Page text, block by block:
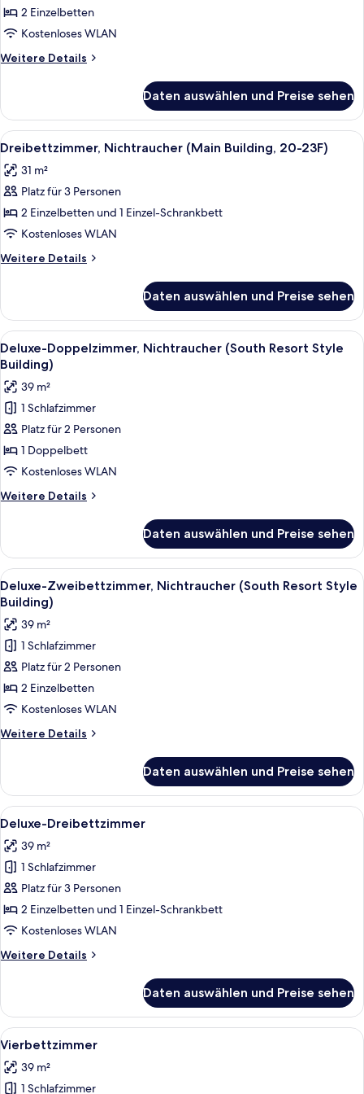
(Main
Building,
23F)
2 Einzelbetten
Kostenloses WLAN
Weitere Details
Weitere
Nichtraucher
(Main
Building,
23F)
Daten auswählen und Preise sehen
Alle
Fotos
für
Dreibettzimmer,
Nichtraucher
(Main
Building,
20-
anzeigen
Ein Hotelzimmer mit zwei Betten,
6
Dreibettzimmer, Nichtraucher (Main Building, 20-23F)
31 m²
Platz für 3 Personen
2 Einzelbetten und 1 Einzel-Schrankbett
Kostenloses WLAN
Weitere Details
Weitere
Nichtraucher
(Main
Building,
20-
Daten auswählen und Preise sehen
Alle
Fotos
für
Deluxe-
Doppelzimmer,
Nichtraucher
(South
Resort
Style
Building)
Ein Hotelzimmer mit Bett,
5
Deluxe-Doppelzimmer, Nichtraucher (South Resort Style
Building)
39 m²
1 Schlafzimmer
Platz für 2 Personen
1 Doppelbett
Kostenloses WLAN
Weitere Details
Weitere
Doppelzimmer,
Nichtraucher
(South
Resort
Building)
Daten auswählen und Preise sehen
Alle
Fotos
für
Deluxe-
Zweibettzimmer,
Nichtraucher
(South
Resort
Style
Building)
Ein Hotelzimmer mit zwei Betten,
4
Deluxe-Zweibettzimmer, Nichtraucher (South Resort Style
Building)
39 m²
1 Schlafzimmer
Platz für 2 Personen
2 Einzelbetten
Kostenloses WLAN
Weitere Details
Weitere
Zweibettzimmer,
Nichtraucher
(South
Style
Building)
Daten auswählen und Preise sehen
Alle
Fotos
für
Deluxe-
Dreibettzimmer
anzeigen
Ein Hotelzimmer mit zwei Betten,
4
Deluxe-Dreibettzimmer
39 m²
1 Schlafzimmer
Platz für 3 Personen
2 Einzelbetten und 1 Einzel-Schrankbett
Kostenloses WLAN
Weitere Details
Weitere
Dreibettzimmer
Daten auswählen und Preise sehen
Alle
Fotos
für
Ein Hotelzimmer mit vier Betten,
4
Vierbettzimmer
39 m²
1 Schlafzimmer